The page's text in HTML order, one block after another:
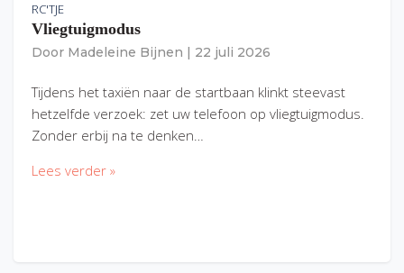
RC'TJE
Vliegtuigmodus
Door Madeleine Bijnen 22 juli 2026
Tijdens het taxiën naar de startbaan klinkt steevast
hetzelfde verzoek: zet uw telefoon op vliegtuigmodus.
Zonder erbij na te denken…
Lees verder »